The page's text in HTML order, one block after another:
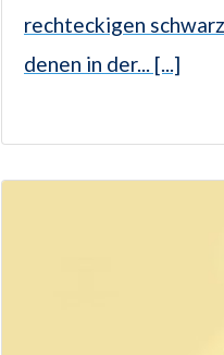
rechteckigen
denen in der... [...]